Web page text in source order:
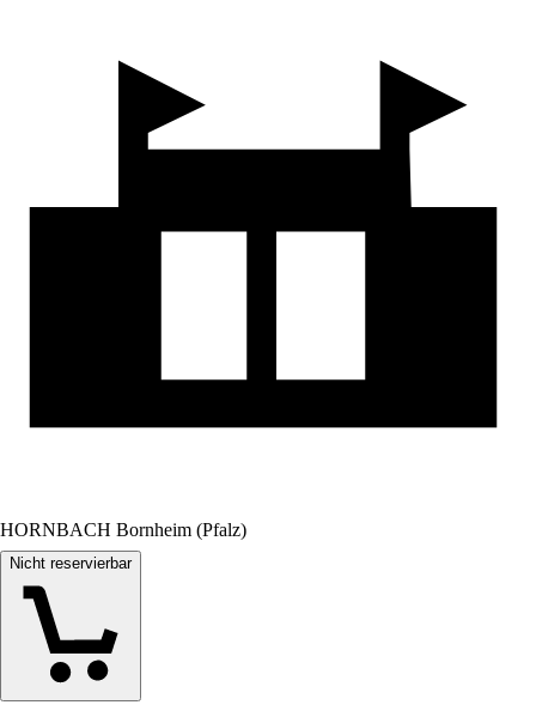
HORNBACH Bornheim (Pfalz)
Nicht reservierbar